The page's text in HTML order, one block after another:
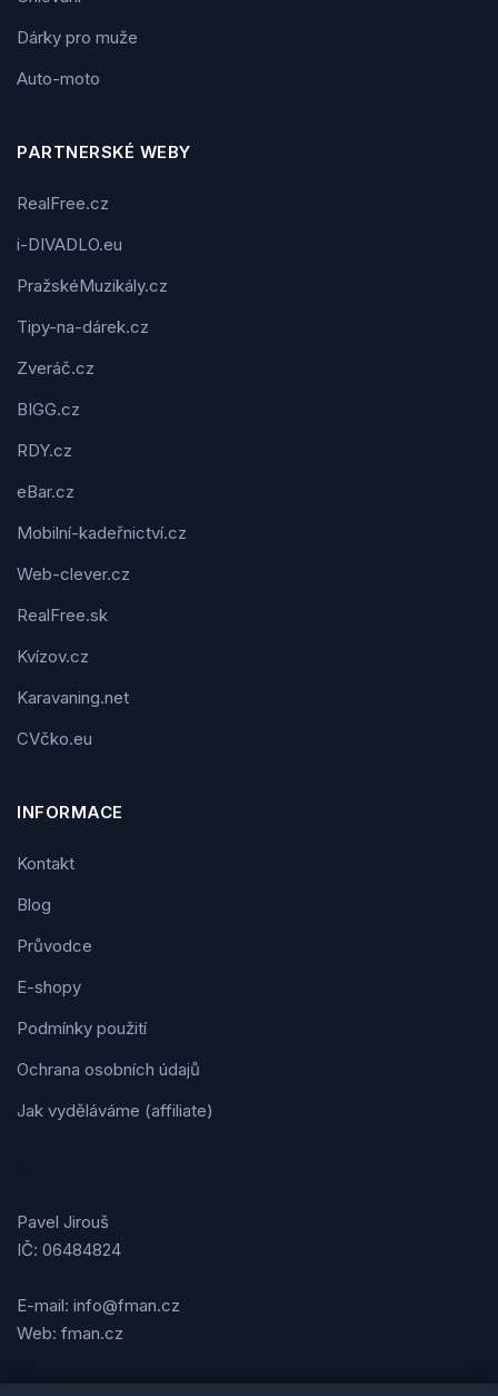
Dárky pro muže
Auto-moto
PARTNERSKÉ WEBY
RealFree.cz
i-DIVADLO.eu
PražskéMuzikály.cz
Tipy-na-dárek.cz
Zveráč.cz
BIGG.cz
RDY.cz
eBar.cz
Mobilní-kadeřnictví.cz
Web-clever.cz
RealFree.sk
Kvízov.cz
Karavaning.net
CVčko.eu
INFORMACE
Kontakt
Blog
Průvodce
E-shopy
Podmínky použití
Ochrana osobních údajů
Jak vyděláváme (affiliate)
Pavel Jirouš
IČ: 06484824
E-mail: info@fman.cz
Web: fman.cz